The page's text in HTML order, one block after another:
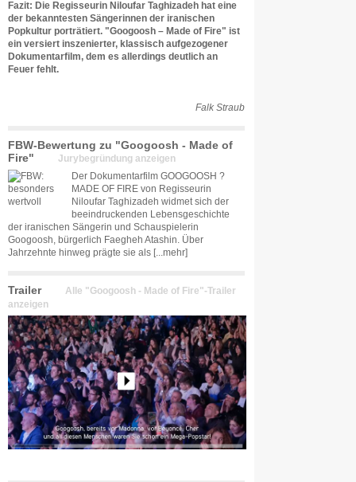
Fazit: Die Regisseurin Niloufar Taghizadeh hat eine
der bekanntesten Sängerinnen der iranischen
Popkultur porträtiert. "Googoosh – Made of Fire" ist
ein versiert inszenierter, klassisch aufgezogener
Dokumentarfilm, dem es allerdings deutlich an
Feuer fehlt.
Falk Straub
FBW-Bewertung zu "Googoosh - Made of
Fire"
Jurybegründung anzeigen
Der Dokumentarfilm GOOGOOSH ?
MADE OF FIRE von Regisseurin
Niloufar Taghizadeh widmet sich der
beeindruckenden Lebensgeschichte
der iranischen Sängerin und Schauspielerin
Googoosh, bürgerlich Faegheh Atashin. Über
Jahrzehnte hinweg prägte sie als [...mehr]
Trailer
Alle "Googoosh - Made of Fire"-Trailer
anzeigen